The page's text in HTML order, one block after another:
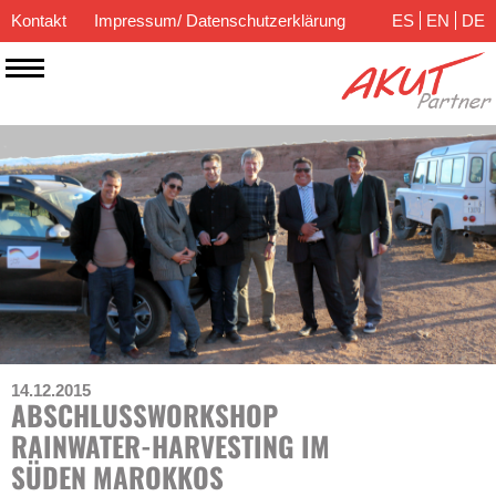
Kontakt Impressum/ Datenschutzerklärung ES EN DE
14.12.2015
ABSCHLUSSWORKSHOP
RAINWATER-HARVESTING IM
SÜDEN MAROKKOS